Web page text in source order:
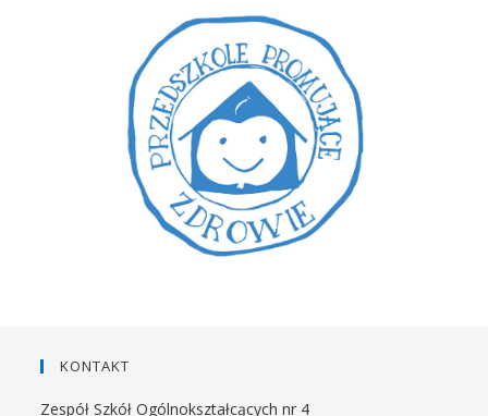
KONTAKT
Zespół Szkół Ogólnokształcących nr 4